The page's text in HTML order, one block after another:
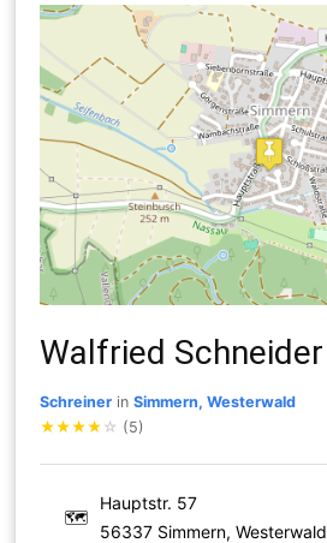
Walfried Schneider
Schreiner inSimmern, Westerwald
★★★★ ☆ (5)
🗺
Hauptstr. 57
56337 Simmern, Westerwald